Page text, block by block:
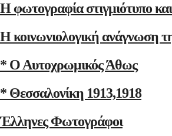
Η φωτογραφία στιγμιότυπο
Η κοινωνιολογική ανάγνωση
* Ο Αυτοχρωμικός Άθως
* Θεσσαλονίκη 1913,1918
Έλληνες Φωτογράφοι